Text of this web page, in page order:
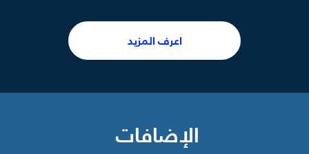
اعرف المزيد
الإضافات